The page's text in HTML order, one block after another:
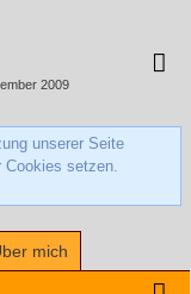
2009
unserer Seite
Cookies setzen.
mich